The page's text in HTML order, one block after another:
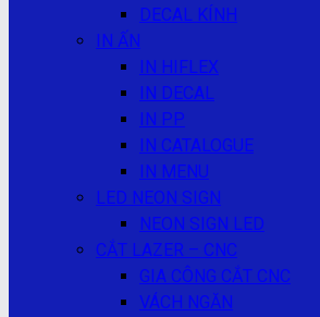
DECAL KÍNH
IN ẤN
IN HIFLEX
IN DECAL
IN PP
IN CATALOGUE
IN MENU
LED NEON SIGN
NEON SIGN LED
CẮT LAZER – CNC
GIA CÔNG CẮT CNC
VÁCH NGĂN